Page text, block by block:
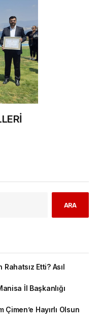
ARA
Etti? Asıl
İl Başkanlığı
Hayırlı Olsun